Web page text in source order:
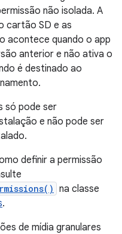
não isolada. A
cartão SD e as
acontece quando o app
anterior e não ativa o
é destinado ao
só pode ser
e não pode ser
definir a permissão
na classe
.
de mídia granulares